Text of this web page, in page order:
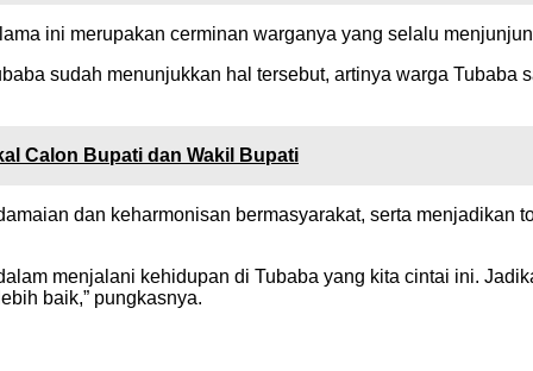
ini merupakan cerminan warganya yang selalu
sudah menunjukkan hal tersebut, artinya warga Tubaba
Calon Bupati dan Wakil Bupati
dan keharmonisan bermasyarakat, serta menjadikan
menjalani kehidupan di Tubaba yang kita cintai ini.
baik,” pungkasnya.